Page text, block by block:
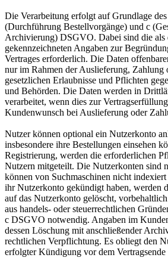
Die Verarbeitung erfolgt auf Grundlage
(Durchführung Bestellvorgänge) und c
Archivierung) DSGVO. Dabei sind die als
gekennzeichneten Angaben zur
Vertrages erforderlich. Die Daten
nur im Rahmen der Auslieferung, Zahlung
gesetzlichen Erlaubnisse und Pflichten
und Behörden. Die Daten werden in
verarbeitet, wenn dies zur
Kundenwunsch bei Auslieferung oder
Nutzer können optional ein Nutzerkonto
insbesondere ihre Bestellungen einsehen
Registrierung, werden die erforderlichen
Nutzern mitgeteilt. Die Nutzerkonten sind
können von Suchmaschinen nicht
ihr Nutzerkonto gekündigt haben, werden
auf das Nutzerkonto gelöscht,
aus handels- oder steuerrechtlichen
c DSGVO notwendig. Angaben im
dessen Löschung mit anschließender
rechtlichen Verpflichtung. Es obliegt den
erfolgter Kündigung vor dem Vertragsende